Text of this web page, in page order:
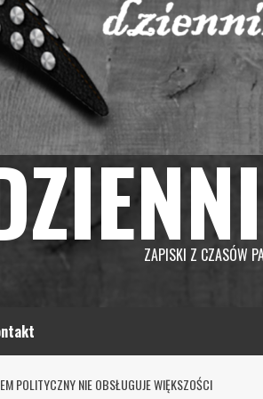
ZAPISKI Z CZASÓW
POLITYCZNY NIE OBSŁUGUJE WIĘKSZOŚCI